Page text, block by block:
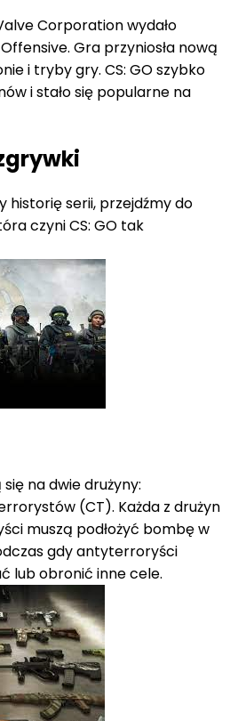
Corporation wydało
Gra przyniosła nową
i tryby gry. CS: GO szybko
i stało się popularne na
historię serii, przejdźmy do
czyni CS: GO tak
na dwie drużyny:
(CT). Każda z drużyn
muszą podłożyć bombę w
gdy antyterroryści
lub obronić inne cele.